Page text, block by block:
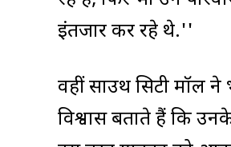
इंतजार कर रहे थे.''
वहीं साउथ सिटी मॉल
विश्वास बताते हैं कि